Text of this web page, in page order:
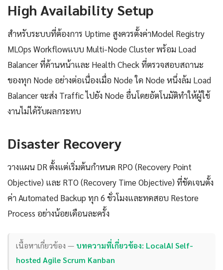
High Availability Setup
สำหรับระบบที่ต้องการ Uptime สูงควรตั้งค่าModel Registry
MLOps Workflowแบบ Multi-Node Cluster พร้อม Load
Balancer ที่ด้านหน้าและ Health Check ที่ตรวจสอบสถานะ
ของทุก Node อย่างต่อเนื่องเมื่อ Node ใด Node หนึ่งล้ม Load
Balancer จะส่ง Traffic ไปยัง Node อื่นโดยอัตโนมัติทำให้ผู้ใช้
งานไม่ได้รับผลกระทบ
Disaster Recovery
วางแผน DR ตั้งแต่เริ่มต้นกำหนด RPO (Recovery Point
Objective) และ RTO (Recovery Time Objective) ที่ชัดเจนตั้ง
ค่า Automated Backup ทุก 6 ชั่วโมงและทดสอบ Restore
Process อย่างน้อยเดือนละครั้ง
เนื้อหาเกี่ยวข้อง — บทความที่เกี่ยวข้อง: LocalAI Self-
hosted Agile Scrum Kanban